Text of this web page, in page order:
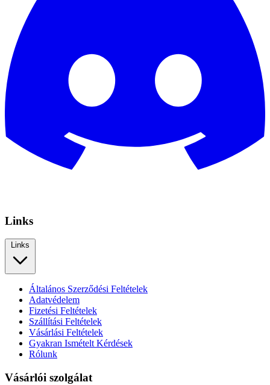
Links
Links
Általános Szerződési Feltételek
Adatvédelem
Fizetési Feltételek
Szállítási Feltételek
Vásárlási Feltételek
Gyakran Ismételt Kérdések
Rólunk
Vásárlói szolgálat